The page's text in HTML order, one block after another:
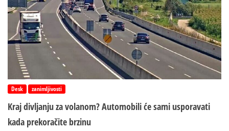
Desk zanimljivosti
Kraj divljanju za volanom? Automobili će sami usporavati
kada prekoračite brzinu